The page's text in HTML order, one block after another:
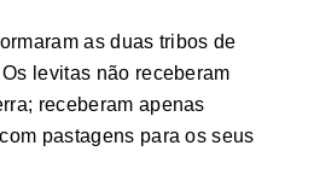
as duas tribos de
levitas não receberam
receberam apenas
pastagens para os seus